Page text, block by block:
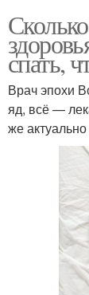
спать,
Врач эпохи
яд, всё —
же